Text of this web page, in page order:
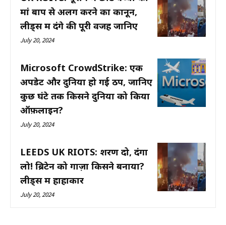
मां बाप से अलग करने का कानून,
लीड्स में दंगे की पूरी वजह जानिए
July 20, 2024
Microsoft CrowdStrike: एक
अपडेट और दुनिया हो गई ठप, जानिए
कुछ घंटे तक किसने दुनिया को किया
ऑफ़लाइन?
July 20, 2024
LEEDS UK RIOTS: शरण दो, दंगा
लो! ब्रिटेन को गाज़ा किसने बनाया?
लीड्स में हाहाकार
July 20, 2024